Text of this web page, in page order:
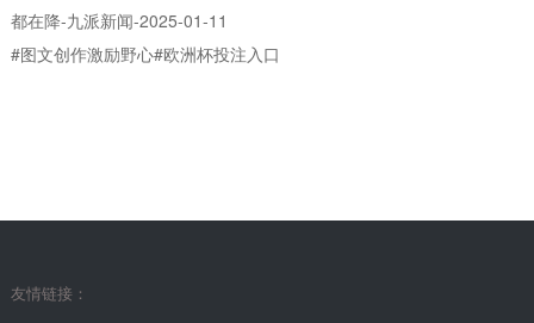
都在降-九派新闻-2025-01-11
#图文创作激励野心#欧洲杯投注入口
友情链接：